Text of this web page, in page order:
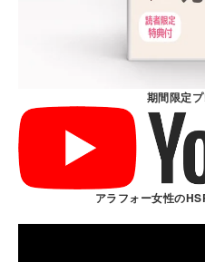
期間限定プ
アラフォー女性の